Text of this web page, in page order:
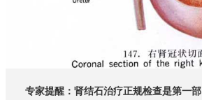
专家提醒：肾结石治疗正规检查是第一部